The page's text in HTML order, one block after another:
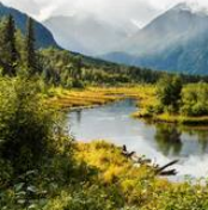
PC y mobile
Lifestyle
USA